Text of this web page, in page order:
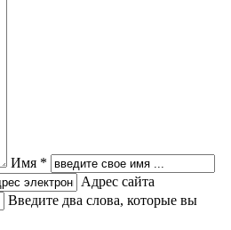
Имя *
Адрес сайта
Введите два слова, которые вы